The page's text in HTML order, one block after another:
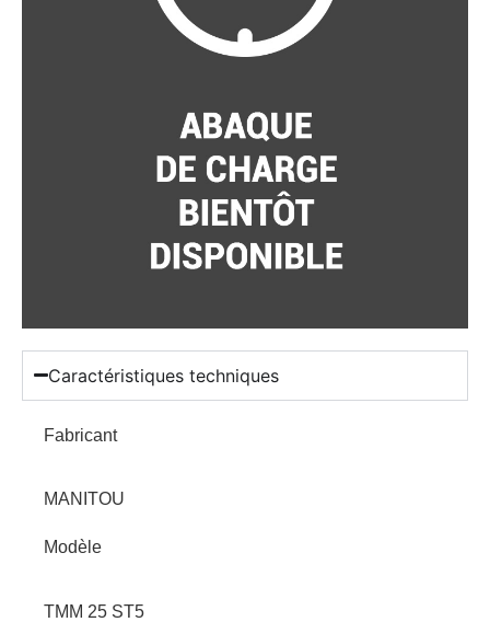
Caractéristiques techniques
Fabricant
MANITOU
Modèle
TMM 25 ST5